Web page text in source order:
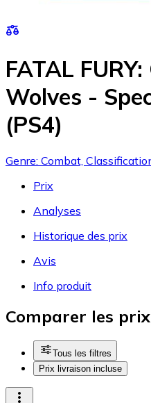
FATAL
Wolves -
(PS4)
Genre: Combat,
Prix
Analyses
Historique des prix
Avis
Info produit
Comparer les
Tous les filtres
Prix livraison incluse